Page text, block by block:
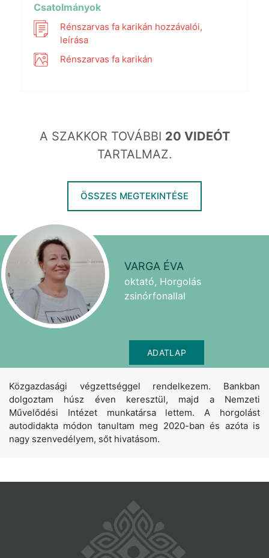
Csatolmányok
Rénszarvas fa karikán hozzávalói,
leírása
Rénszarvas fa karikán
A SZAKKOR TOVÁBBI 20 VIDEÓT
TARTALMAZ.
ÖSSZES MEGTEKINTÉSE
VARGA ÉVA
oktató, Horgolás
zsinórfonallal
ADATLAP
Közgazdasági végzettséggel rendelkezem. Bankban
dolgoztam húsz éven keresztül, majd a Nemzeti
Művelődési Intézet munkatársa lettem. A horgolást
autodidakta módon tanultam meg 2020-ban és azóta is
nagy szenvedélyem, sőt hivatásom.